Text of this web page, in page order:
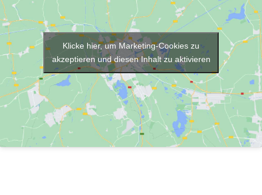
Klicke hier, um Marketing-Cookies zu
akzeptieren und diesen Inhalt zu aktivieren